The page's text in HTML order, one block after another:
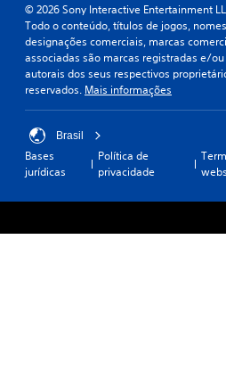
© 2026 Sony Interactive Entertainment
Todo o conteúdo, títulos de jogos,
designações comerciais, marcas
associadas são marcas registradas e/
autorais dos seus respectivos
reservados. Mais informações
Brasil
Bases
jurídicas
Política de
privacidade